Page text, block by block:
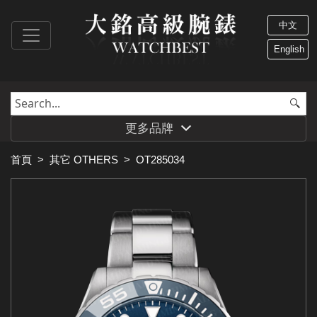
中文
English
更多品牌
首頁 > 其它 OTHERS > OT285034